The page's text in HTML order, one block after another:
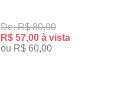
De: R$ 80,00
R$ 57,00 à vista
ou R$ 60,00